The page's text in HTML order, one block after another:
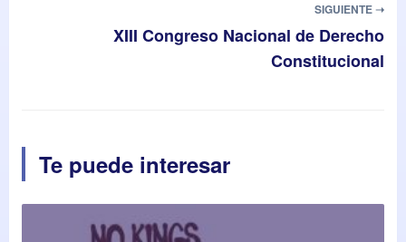
SIGUIENTE ➝
XIII Congreso Nacional de Derecho
Constitucional
Te puede interesar